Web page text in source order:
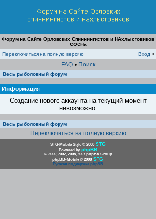
Форум на Сайте Орловских Спиннингистов и НАхлыстовиков
СОСНа
Переключиться на полную версию
Вход •
FAQ • Поиск
Весь рыболовный форум
Информация
Создание нового аккаунта на текущий момент
невозможно.
Весь рыболовный форум
Переключиться на полную версию
STG-Mobile Style © 2008 STG
Powered by phpBB
© 2000, 2002, 2005, 2007 phpBB Group
phpBB-Mobile © 2008 STG
Русская поддержка phpBB